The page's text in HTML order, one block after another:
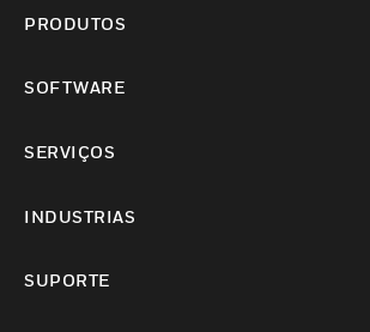
PRODUTOS
SOFTWARE
SERVIÇOS
INDUSTRIAS
SUPORTE